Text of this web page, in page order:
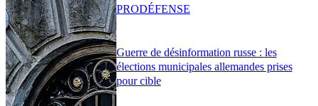
Guerre de désinformation russe : les
élections municipales allemandes prises
pour cible
PRODÉFENSE